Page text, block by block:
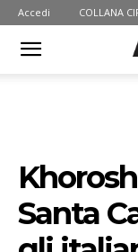
Accedi COLLANA
Santa